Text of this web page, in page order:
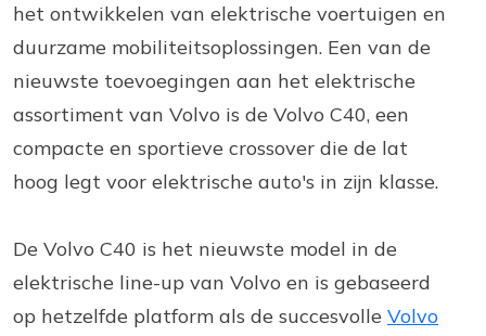
het ontwikkelen van elektrische voertuigen en
duurzame mobiliteitsoplossingen. Een van de
nieuwste toevoegingen aan het elektrische
assortiment van Volvo is de Volvo C40, een
compacte en sportieve crossover die de lat
hoog legt voor elektrische auto's in zijn klasse.
De Volvo C40 is het nieuwste model in de
elektrische line-up van Volvo en is gebaseerd
op hetzelfde platform als de succesvolle Volvo